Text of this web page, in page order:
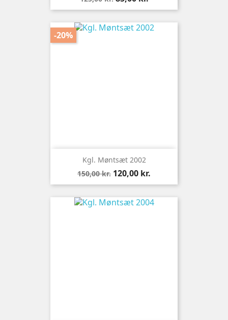
Kgl. Møntsæt 2002
Normalpris
150,00 kr. Pris
120,00 kr.
-20%